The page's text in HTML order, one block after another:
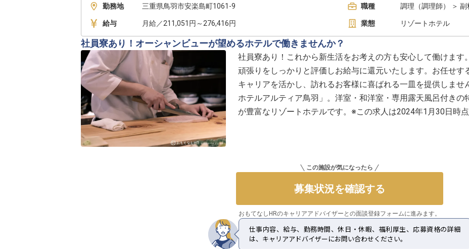
勤務地 三重県鳥羽市安楽島町1061-9 職種 調理（調理師） ＞
給与 月給／211,051円～276,416円 業態 リゾートホテル
社員寮あり！オーシャンビューが望めるホテルで働きませんか？
社員寮あり！これから新生活をお考えの方も安心して働けます
頑張りをしっかりと評価しお給与に還元いたします。お任せ
キャリアを活かし、訪れるお客様に喜ばれる一皿を提供しませ
ホテルアルティア鳥羽」。洋室・和洋室・専用露天風呂付きの
が豊富なリゾートホテルです。※この求人は2024年1月30日時
この施設が気になったら
募集状況を確認する
おもてなしHRのキャリアアドバイザーとの面談登録フォームに進みます。
仕事内容、給与、勤務時間、休日・休暇、福利厚生、応募資格の詳細
は、キャリアアドバイザーにお問い合わせください。